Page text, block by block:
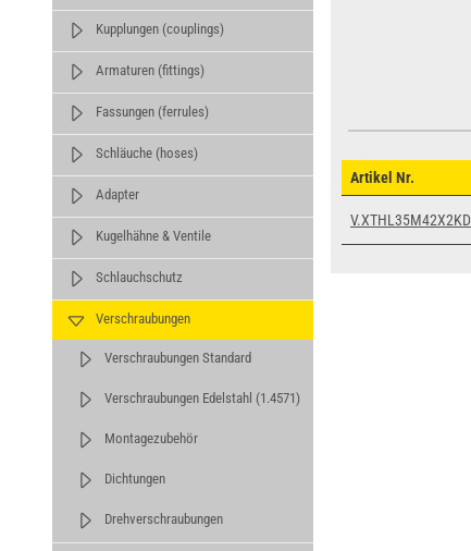
Kupplungen (couplings)
Armaturen (fittings)
Fassungen (ferrules)
Schläuche (hoses)
Adapter
Kugelhähne & Ventile
Schlauchschutz
Verschraubungen
Verschraubungen Standard
Verschraubungen Edelstahl (1.4571)
Montagezubehör
Dichtungen
Drehverschraubungen
Artikel Nr.
V.XTHL35M42X2KD